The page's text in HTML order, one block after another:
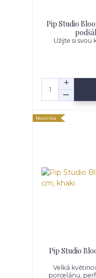
Pip Studio
Užijte si svou
Novinka
Pip Studio
Velká
porcelánu,